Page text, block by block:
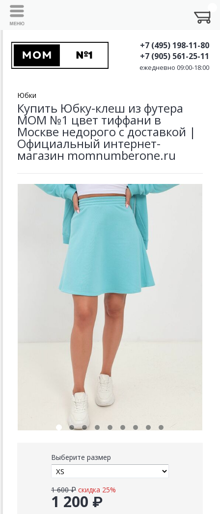
+7 (495) 198-11-80
+7 (905) 561-25-11
ежедневно 09:00-18:00
Юбки
Купить Юбку-клеш из футера
MOM №1 цвет тиффани в
Москве недорого с доставкой |
Официальный интернет-
магазин momnumberone.ru
Выберите размер
1 200 ₽
1 600 ₽ скидка 25%